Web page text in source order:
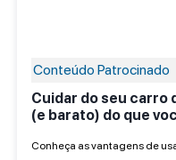
Conteúdo Patrocinado
Cuidar do seu carro
(e barato) do que
Conheça as vantagens de